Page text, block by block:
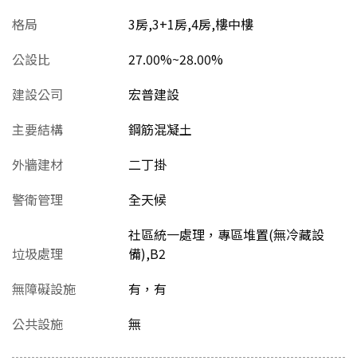
格局
3房,3+1房,4房,樓中樓
公設比
27.00%~28.00%
建設公司
宏普建設
主要結構
鋼筋混凝土
外牆建材
二丁掛
警衛管理
全天候
垃圾處理
社區統一處理，專區堆置(無冷藏設
備),B2
無障礙設施
有，有
公共設施
無